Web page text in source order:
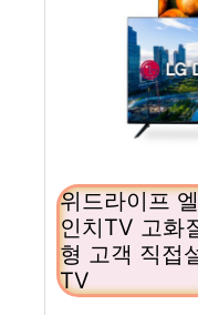
위드라이프
인치TV 고화
형 고객 직접
TV